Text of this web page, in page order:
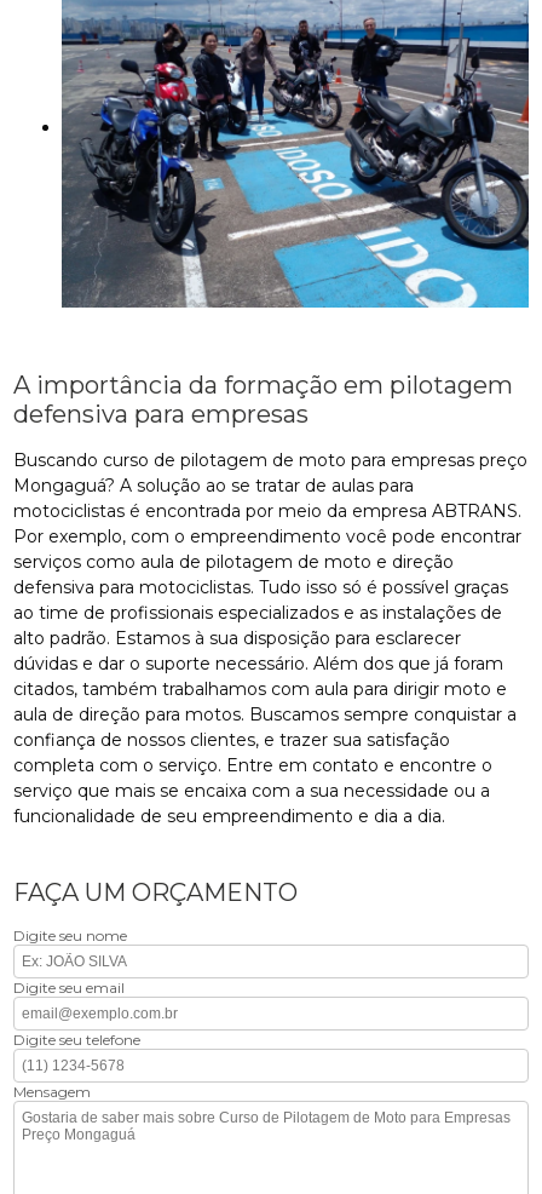
A importância da formação em pilotagem
defensiva para empresas
Buscando curso de pilotagem de moto para empresas preço
Mongaguá? A solução ao se tratar de aulas para
motociclistas é encontrada por meio da empresa ABTRANS.
Por exemplo, com o empreendimento você pode encontrar
serviços como aula de pilotagem de moto e direção
defensiva para motociclistas. Tudo isso só é possível graças
ao time de profissionais especializados e as instalações de
alto padrão. Estamos à sua disposição para esclarecer
dúvidas e dar o suporte necessário. Além dos que já foram
citados, também trabalhamos com aula para dirigir moto e
aula de direção para motos. Buscamos sempre conquistar a
confiança de nossos clientes, e trazer sua satisfação
completa com o serviço. Entre em contato e encontre o
serviço que mais se encaixa com a sua necessidade ou a
funcionalidade de seu empreendimento e dia a dia.
FAÇA UM ORÇAMENTO
Digite seu nome
Digite seu email
Digite seu telefone
Mensagem